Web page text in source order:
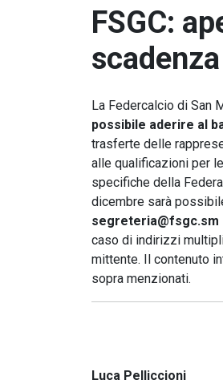
FSGC:
La Federcalcio di San
possibile aderire al
trasferte delle
alle qualificazioni per
specifiche della
dicembre sarà
segreteria@fsgc.sm
caso di indirizzi
mittente. Il contenuto
sopra menzionati.
Luca Pelliccioni